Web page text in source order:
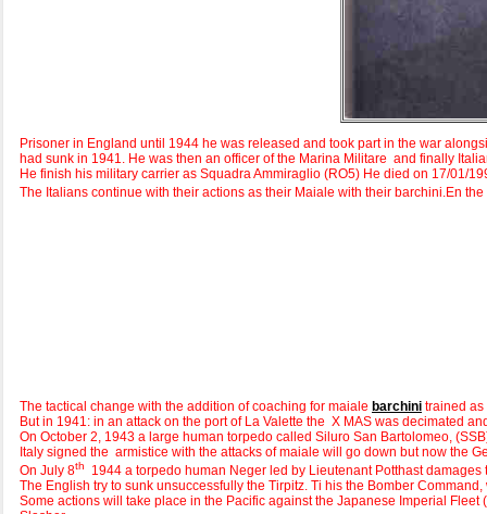
Prisoner in England until 1944 he was released and took part in the war
had sunk in 1941. He was then an officer of the Marina Militare and finally
He finish his military carrier as Squadra Ammiraglio (RO5) He died on 17/01/
The Italians continue with their actions as their Maiale with their barchini.En
The tactical change with the addition of coaching for maiale barchini trained
But in 1941: in an attack on the port of La Valette the X MAS was decimated
On October 2, 1943 a large human torpedo called Siluro San Bartolomeo,
Italy signed the armistice with the attacks of maiale will go down but now the
On July 8th
1944 a torpedo human Neger led by Lieutenant Potthast
The English try to sunk unsuccessfully the Tirpitz. Ti his the Bomber
Some actions will take place in the Pacific against the Japanese Imperial